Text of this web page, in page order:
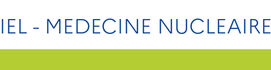
- MEDECINE NUCLEAIRE